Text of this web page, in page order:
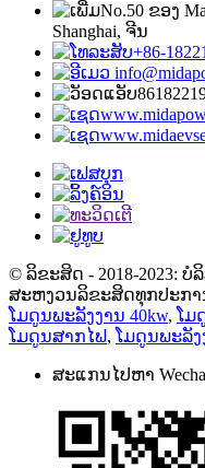
No.50 ຂອງ
Shanghai, ຈີນ
+86-
© ລິຂະສິດ - 2018-2023:
ສະຫງວນລິຂະສິດທຸກປະກາ
ໂມດູນພະລັງງານ 40kw, ໂມ
ໂມດູນສາກໄຟ, ໂມດູນພະລັງ
ສະແກນໄປຫາ